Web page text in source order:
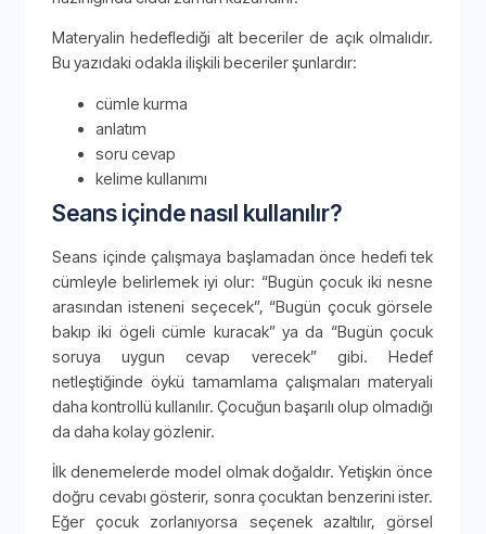
Materyalin hedeflediği alt beceriler de açık olmalıdır.
Bu yazıdaki odakla ilişkili beceriler şunlardır:
cümle kurma
anlatım
soru cevap
kelime kullanımı
Seans içinde nasıl kullanılır?
Seans içinde çalışmaya başlamadan önce hedefi tek
cümleyle belirlemek iyi olur: “Bugün çocuk iki nesne
arasından isteneni seçecek”, “Bugün çocuk görsele
bakıp iki ögeli cümle kuracak” ya da “Bugün çocuk
soruya uygun cevap verecek” gibi. Hedef
netleştiğinde öykü tamamlama çalışmaları materyali
daha kontrollü kullanılır. Çocuğun başarılı olup olmadığı
da daha kolay gözlenir.
İlk denemelerde model olmak doğaldır. Yetişkin önce
doğru cevabı gösterir, sonra çocuktan benzerini ister.
Eğer çocuk zorlanıyorsa seçenek azaltılır, görsel